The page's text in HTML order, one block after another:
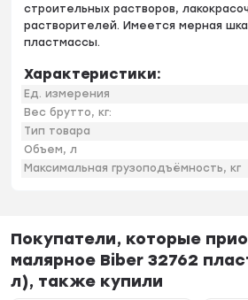
строительных растворов,
растворителей. Имеется мерная
пластмассы.
Характеристики:
Ед. измерения
Вес брутто, кг:
Тип товара
Объем, л
Максимальная грузоподъёмность, кг
Покупатели, которые
малярное Biber 32762
л), также купили